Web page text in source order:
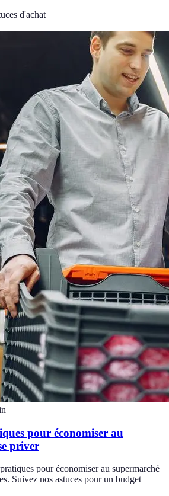
d'achat
pour économiser au
priver
pour économiser au supermarché
Suivez nos astuces pour un budget